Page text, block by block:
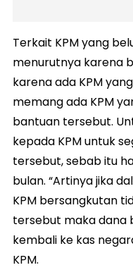
Terkait KPM yang
menurutnya karena
karena ada KPM
memang ada KPM
bantuan tersebut.
kepada KPM untuk
tersebut, sebab itu
bulan. “Artinya jika
KPM bersangkutan
tersebut maka dana
kembali ke kas
KPM.